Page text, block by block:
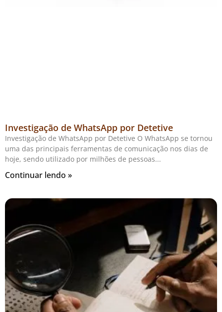
Investigação de WhatsApp por Detetive
Investigação de WhatsApp por Detetive O WhatsApp se tornou
uma das principais ferramentas de comunicação nos dias de
hoje, sendo utilizado por milhões de pessoas
Continuar lendo »